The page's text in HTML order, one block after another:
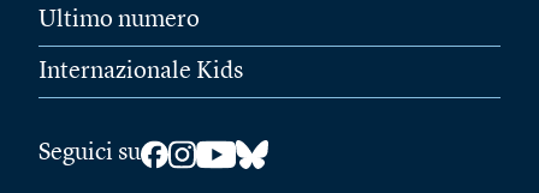
Ultimo numero
Internazionale Kids
Seguici su